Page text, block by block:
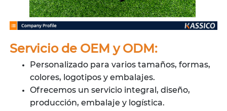
Servicio de OEM y ODM:
Personalizado para varios tamaños, formas,
colores, logotipos y embalajes.
Ofrecemos un servicio integral, diseño,
producción, embalaje y logística.